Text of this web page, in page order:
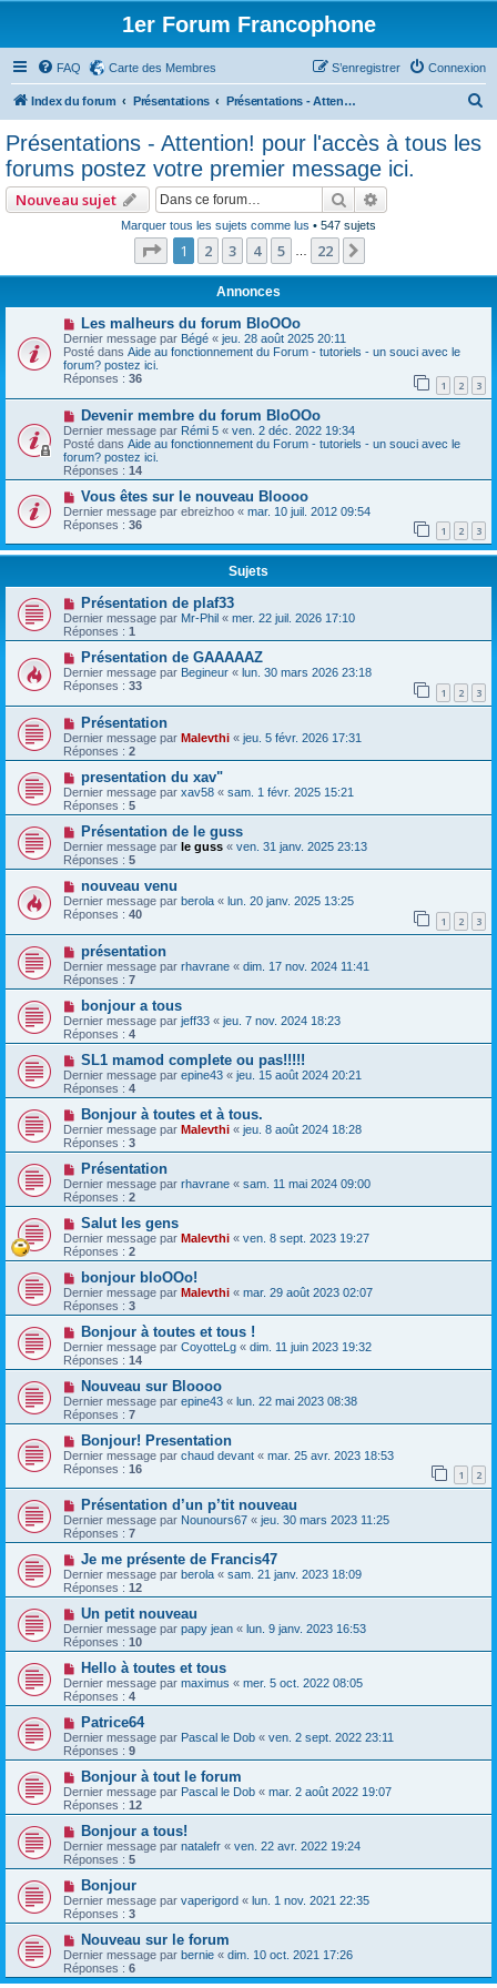
1er Forum Francophone
FAQ Carte des Membres Connexion
S’enregistrer
Index du forum Présentations Présentations - Attention! pour l'accès à tous les forums postez votre premier message ici.
Présentations - Attention! pour l'accès à tous les
forums postez votre premier message ici.
Nouveau sujet Rechercher
Marquer tous les sujets comme lus • 547 sujets
Page 1sur
1 2 3 4 5 22
Annonces
Les malheurs du forum BloOOo
Dernier message par Bégé « jeu. 28 août 2025 20:11
Posté dans Aide au fonctionnement du Forum - tutoriels - un souci avec le
forum? postez ici.
Réponses : 36 1 2 3
Devenir membre du forum BloOOo
Dernier message par Rémi 5 « ven. 2 déc. 2022 19:34
Posté dans Aide au fonctionnement du Forum - tutoriels - un souci avec le
forum? postez ici.
Réponses : 14
Vous êtes sur le nouveau Bloooo
Dernier message par ebreizhoo « mar. 10 juil. 2012 09:54
Réponses : 36 1 2 3
Sujets
Présentation de plaf33
Dernier message par Mr-Phil « mer. 22 juil. 2026 17:10
Réponses : 1
Présentation de GAAAAAZ
Dernier message par Begineur « lun. 30 mars 2026 23:18
Réponses : 33 1 2 3
Présentation
Dernier message par Malevthi « jeu. 5 févr. 2026 17:31
Réponses : 2
presentation du xav"
Dernier message par xav58 « sam. 1 févr. 2025 15:21
Réponses : 5
Présentation de le guss
Dernier message par le guss « ven. 31 janv. 2025 23:13
Réponses : 5
nouveau venu
Dernier message par berola « lun. 20 janv. 2025 13:25
Réponses : 40 1 2 3
présentation
Dernier message par rhavrane « dim. 17 nov. 2024 11:41
Réponses : 7
bonjour a tous
Dernier message par jeff33 « jeu. 7 nov. 2024 18:23
Réponses : 4
SL1 mamod complete ou pas!!!!!
Dernier message par epine43 « jeu. 15 août 2024 20:21
Réponses : 4
Bonjour à toutes et à tous.
Dernier message par Malevthi « jeu. 8 août 2024 18:28
Réponses : 3
Présentation
Dernier message par rhavrane « sam. 11 mai 2024 09:00
Réponses : 2
Salut les gens
Dernier message par Malevthi « ven. 8 sept. 2023 19:27
Réponses : 2
bonjour bloOOo!
Dernier message par Malevthi « mar. 29 août 2023 02:07
Réponses : 3
Bonjour à toutes et tous !
Dernier message par CoyotteLg « dim. 11 juin 2023 19:32
Réponses : 14
Nouveau sur Bloooo
Dernier message par epine43 « lun. 22 mai 2023 08:38
Réponses : 7
Bonjour! Presentation
Dernier message par chaud devant « mar. 25 avr. 2023 18:53
Réponses : 16 1 2
Présentation d’un p’tit nouveau
Dernier message par Nounours67 « jeu. 30 mars 2023 11:25
Réponses : 7
Je me présente de Francis47
Dernier message par berola « sam. 21 janv. 2023 18:09
Réponses : 12
Un petit nouveau
Dernier message par papy jean « lun. 9 janv. 2023 16:53
Réponses : 10
Hello à toutes et tous
Dernier message par maximus « mer. 5 oct. 2022 08:05
Réponses : 4
Patrice64
Dernier message par Pascal le Dob « ven. 2 sept. 2022 23:11
Réponses : 9
Bonjour à tout le forum
Dernier message par Pascal le Dob « mar. 2 août 2022 19:07
Réponses : 12
Bonjour a tous!
Dernier message par natalefr « ven. 22 avr. 2022 19:24
Réponses : 5
Bonjour
Dernier message par vaperigord « lun. 1 nov. 2021 22:35
Réponses : 3
Nouveau sur le forum
Dernier message par bernie « dim. 10 oct. 2021 17:26
Réponses : 6